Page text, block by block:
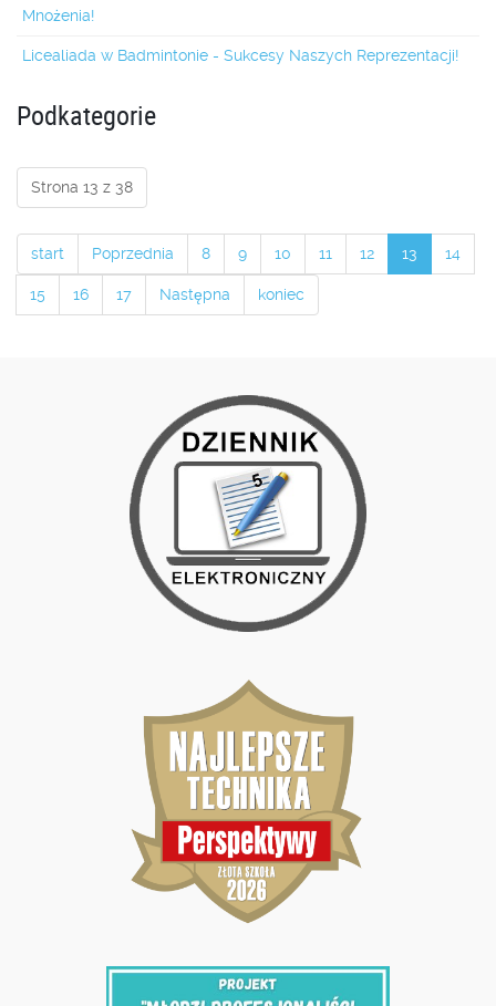
Mnożenia!
Licealiada w Badmintonie - Sukcesy Naszych Reprezentacji!
Podkategorie
Strona 13 z 38
start Poprzednia 8 9 10 11 12 13 14
15 16 17 Następna koniec